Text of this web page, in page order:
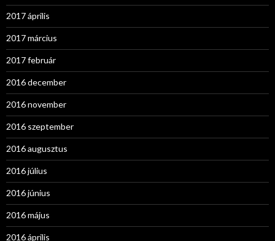
2017 április
2017 március
2017 február
2016 december
2016 november
2016 szeptember
2016 augusztus
2016 július
2016 június
2016 május
2016 április